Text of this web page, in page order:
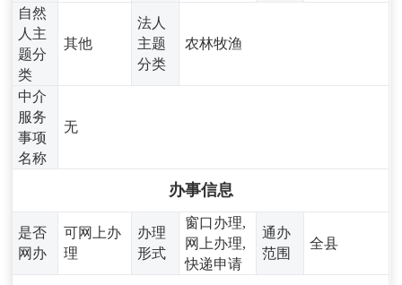
自然
人主
题分
类
其他
法人
主题
分类
农林牧渔
中介
服务
事项
名称
无
办事信息
是否
网办
可网上办
理
办理
形式
窗口办理,
网上办理,
快递申请
通办
范围
全县